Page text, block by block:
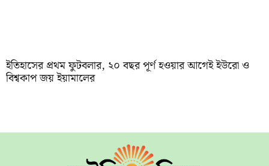
ইতিহাসের প্রথম ফুটবলার, ২০ বছর পূর্ণ হওয়ার আগেই ইউরো ও
বিশ্বকাপ জয় ইয়ামালের